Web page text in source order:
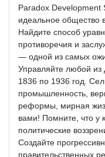
Paradox Development
идеальное общество
Найдите способ
противоречия и
— одной из самых
Управляйте любой из
1836 по 1936 год.
промышленность,
реформы, мирная
вами! Помните, что у
политические
Создайте
правительственных